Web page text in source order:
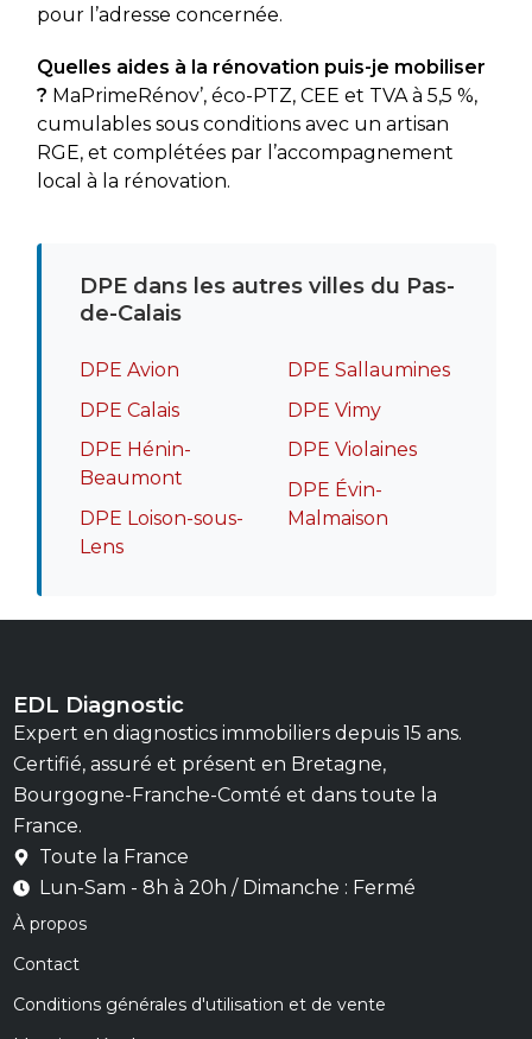
pour l’adresse concernée.
Quelles aides à la rénovation puis-je mobiliser
? MaPrimeRénov’, éco-PTZ, CEE et TVA à 5,5 %,
cumulables sous conditions avec un artisan
RGE, et complétées par l’accompagnement
local à la rénovation.
DPE dans les autres villes du Pas-
de-Calais
DPE Avion
DPE Calais
DPE Hénin-
Beaumont
DPE Loison-sous-
Lens
DPE Sallaumines
DPE Vimy
DPE Violaines
DPE Évin-
Malmaison
EDL Diagnostic
Expert en diagnostics immobiliers depuis 15 ans.
Certifié, assuré et présent en Bretagne,
Bourgogne-Franche-Comté et dans toute la
France.
Toute la France
Lun-Sam - 8h à 20h / Dimanche : Fermé
À propos
Contact
Conditions générales d'utilisation et de vente